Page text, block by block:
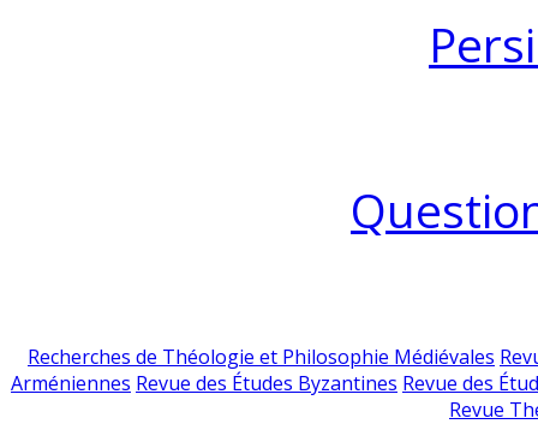
Recherches de Théologie et Philosophie Médiévales
Arméniennes Revue des Études Byzantines Revue des
Revue